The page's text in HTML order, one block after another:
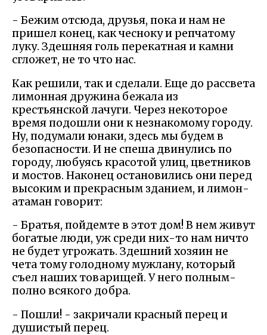
- Бежим отсюда, друзья, пока и нам не
пришел конец, как чесноку и репчатому
луку. Здешняя голь перекатная и камни
сгложет, не то что нас.
Как решили, так и сделали. Еще до рассвета
лимонная дружина бежала из
крестьянской лачуги. Через некоторое
время подошли они к незнакомому городу.
Ну, подумали юнаки, здесь мы будем в
безопасности. И не спеша двинулись по
городу, любуясь красотой улиц, цветников
и мостов. Наконец остановились они перед
высоким и прекрасным зданием, и лимон-
атаман говорит:
- Братья, пойдемте в этот дом! В нем живут
богатые люди, уж среди них-то нам ничто
не будет угрожать. Здешний хозяин не
чета тому голодному мужлану, который
съел наших товарищей. У него полным-
полно всякого добра.
- Пошли! - закричали красный перец и
душистый перец.